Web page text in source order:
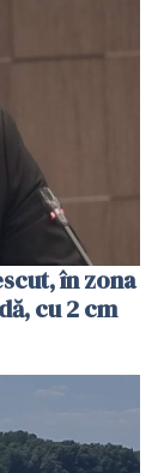
în zona
cu 2 cm